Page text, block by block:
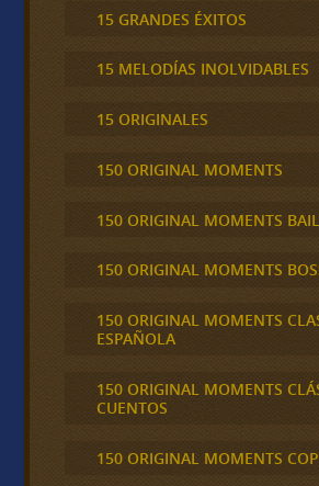
15 GRANDES ÉXITOS
15 MELODÍAS INOLVIDABLES
15 ORIGINALES
150 ORIGINAL MOMENTS
150 ORIGINAL MOMENTS
150 ORIGINAL MOMENTS
150 ORIGINAL MOMENTS
ESPAÑOLA
150 ORIGINAL MOMENTS
CUENTOS
150 ORIGINAL MOMENTS